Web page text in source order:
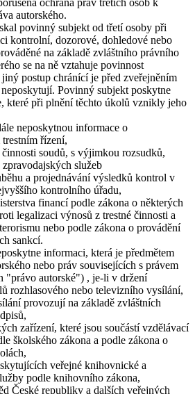
ochrana práv třetích osob k
autorského.
povinný subjekt od třetí osoby při
kontrolní, dozorové, dohledové nebo
na základě zvláštního právního
se na ně vztahuje povinnost
postup chránící je před zveřejněním
Povinný subjekt poskytne
které při plnění těchto úkolů vznikly jeho
neposkytnou informace o
řízení,
soudů, s výjimkou rozsudků,
služeb
a projednávání výsledků kontrol v
kontrolního úřadu,
financí podle zákona o některých
legalizaci výnosů z trestné činnosti a
nebo podle zákona o provádění
sankcí.
informaci, která je předmětem
nebo práv souvisejících s právem
"právo autorské") , je-li v držení
rozhlasového nebo televizního vysílání,
provozují na základě zvláštních
zařízení, které jsou součástí vzdělávací
školského zákona a podle zákona o
veřejné knihovnické a
podle knihovního zákona,
České republiky a dalších veřejných